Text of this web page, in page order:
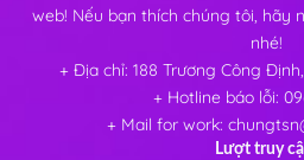
web! Nếu bạn thích chúng tôi, hãy
nhé!
+ Địa chỉ: 188 Trương Công
+ Hotline báo lỗi:
+ Mail for work:
Lượt truy